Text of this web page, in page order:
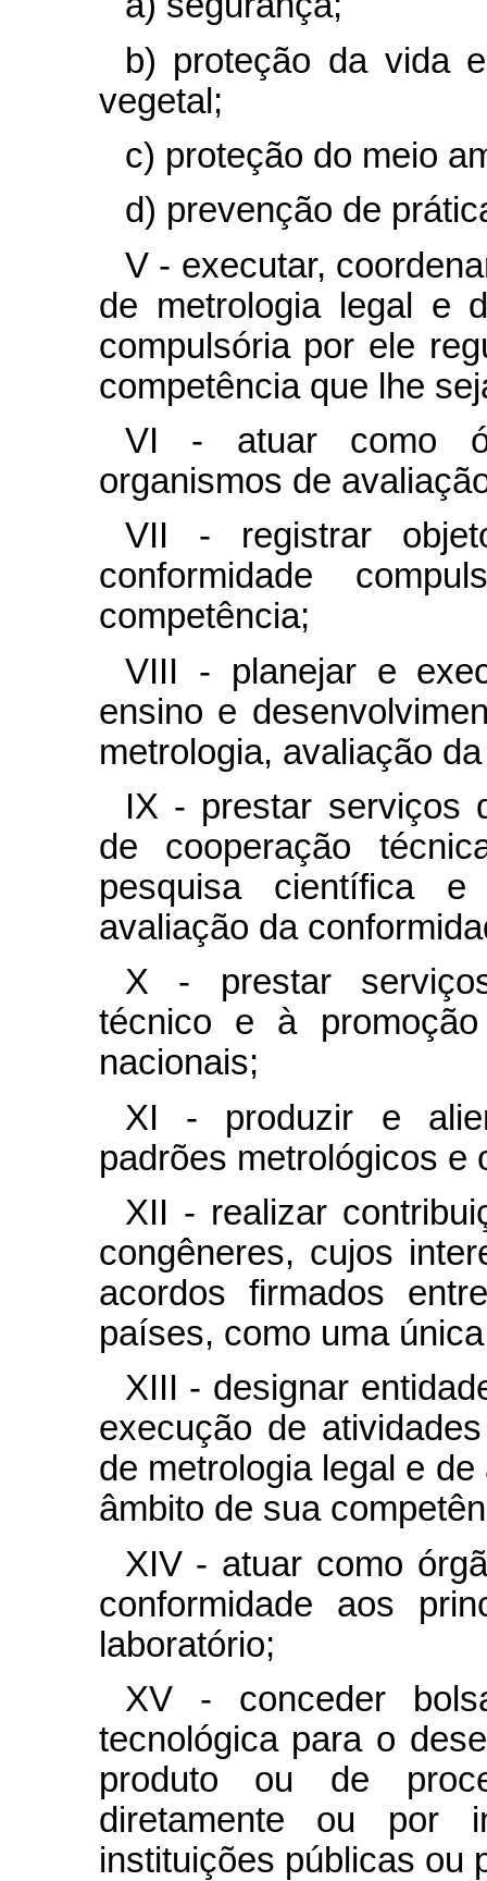
b) proteção da vida
vegetal;
c) proteção do meio
d) prevenção de
V - executar,
de metrologia legal e
compulsória por ele
competência que lhe
VI - atuar como
organismos de
VII - registrar
conformidade
competência;
VIII - planejar e
ensino e
metrologia, avaliação
IX - prestar serviços
de cooperação
pesquisa científica e
avaliação da
X - prestar
técnico e à
nacionais;
XI - produzir e
padrões metrológicos e
XII - realizar
congêneres, cujos
acordos firmados
países, como uma
XIII - designar
execução de
de metrologia legal e
âmbito de sua
XIV - atuar como
conformidade aos
laboratório;
XV - conceder
tecnológica para o
produto ou de
diretamente ou por
instituições públicas ou